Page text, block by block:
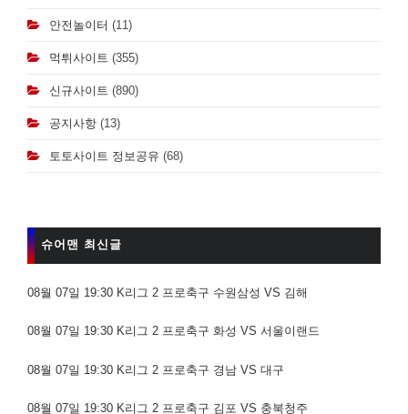
안전놀이터 (11)
먹튀사이트 (355)
신규사이트 (890)
공지사항 (13)
토토사이트 정보공유 (68)
슈어맨 최신글
08월 07일 19:30 K리그 2 프로축구 수원삼성 VS 김해
08월 07일 19:30 K리그 2 프로축구 화성 VS 서울이랜드
08월 07일 19:30 K리그 2 프로축구 경남 VS 대구
08월 07일 19:30 K리그 2 프로축구 김포 VS 충북청주